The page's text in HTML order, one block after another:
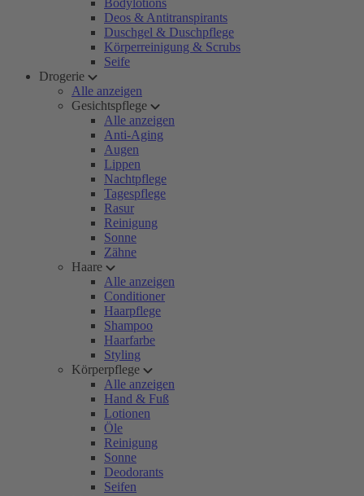
Bodylotions
Deos & Antitranspirants
Duschgel & Duschpflege
Körperreinigung & Scrubs
Seife
Drogerie
Alle anzeigen
Gesichtspflege
Alle anzeigen
Anti-Aging
Augen
Lippen
Nachtpflege
Tagespflege
Rasur
Reinigung
Sonne
Zähne
Haare
Alle anzeigen
Conditioner
Haarpflege
Shampoo
Haarfarbe
Styling
Körperpflege
Alle anzeigen
Hand & Fuß
Lotionen
Öle
Reinigung
Sonne
Deodorants
Seifen